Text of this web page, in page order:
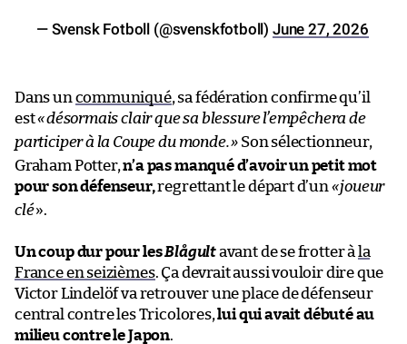
— Svensk Fotboll (@svenskfotboll) June 27, 2026
Dans un communiqué, sa fédération confirme qu’il
est«désormais clair que sa blessure l’empêchera de
participer à la Coupe du monde.» Son sélectionneur,
Graham Potter,n’a pas manqué d’avoir un petit mot
pour son défenseur,regrettant le départ d’un «joueur
clé».
Un coup dur pour lesBlågultavant de se frotter à la
France en seizièmes. Ça devrait aussi vouloir dire que
Victor Lindelöf va retrouver une place de défenseur
central contre les Tricolores,lui qui avait débuté au
milieu contre le Japon.